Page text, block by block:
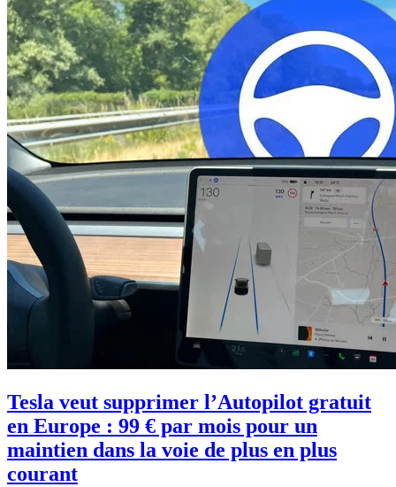
Tesla veut supprimer l’Autopilot gratuit
en Europe : 99 € par mois pour un
maintien dans la voie de plus en plus
courant